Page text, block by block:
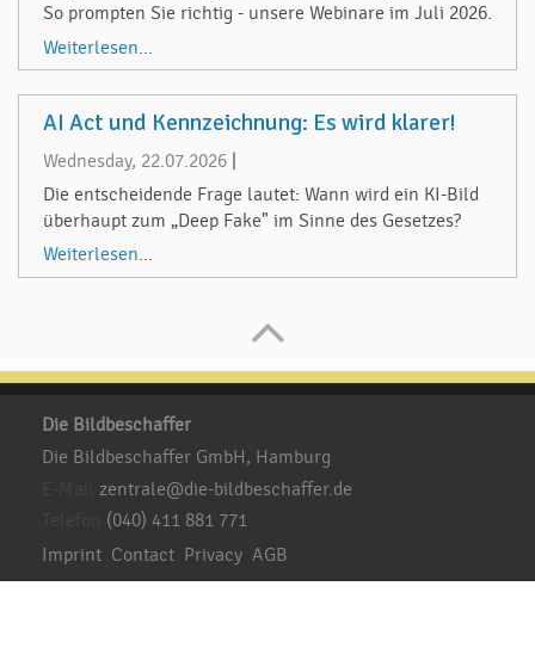
So prompten Sie richtig - unsere Webinare im Juli 2026.
Weiterlesen...
AI Act und Kennzeichnung: Es wird klarer!
Wednesday, 22.07.2026
Die entscheidende Frage lautet: Wann wird ein KI-Bild
überhaupt zum „Deep Fake" im Sinne des Gesetzes?
Weiterlesen...
Die Bildbeschaffer
Die Bildbeschaffer GmbH, Hamburg
zentrale@die-bildbeschaffer.de
(040) 411 881 771
Imprint Contact Privacy AGB